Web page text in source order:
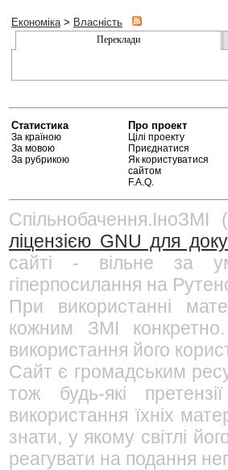
Економіка> Власність
Переклади
Статистика
За країною
За мовою
За рубрикою
Про проект
Цілі проекту
Приєднатися
Як користуватися
сайтом
F.A.Q.
ліцензією GNU для
сайті - вільне за
гіперпосилання на
При використанні
кожним ЗМІ
використання його
Сайт є громадським
тож будь-які
використання їхніх
знати, у якому світлі
реагувати на подання